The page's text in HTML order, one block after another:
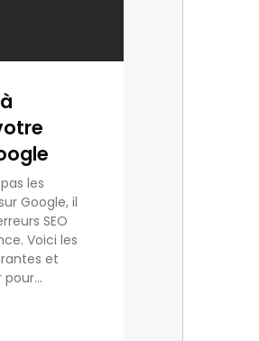
les
Google, il
SEO
Voici les
et